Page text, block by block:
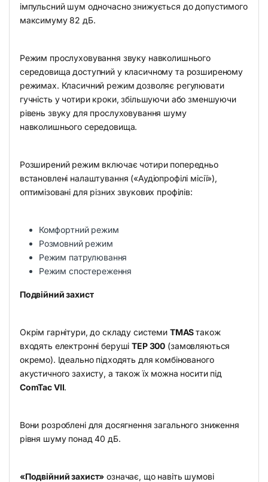
імпульсний шум одночасно знижується до допустимого
максимуму 82 дБ.
Режим прослуховування звуку навколишнього
середовища доступний у класичному та розширеному
режимах. Класичний режим дозволяє регулювати
гучність у чотири кроки, збільшуючи або зменшуючи
рівень звуку для прослуховування шуму
навколишнього середовища.
Розширений режим включає чотири попередньо
встановлені налаштування («Аудіопрофілі місії»),
оптимізовані для різних звукових профілів:
Комфортний режим
Розмовний режим
Режим патрулювання
Режим спостереження
Подвійний захист
Окрім гарнітури, до складу системи TMASтакож
входять електронні берушіTEP 300 (замовляються
окремо). Ідеально підходять для комбінованого
акустичного захисту, а також їх можна носити під
ComTac VII.
Вони розроблені для досягнення загального зниження
рівня шуму понад 40 дБ.
«Подвійний захист» означає, що навіть шумові